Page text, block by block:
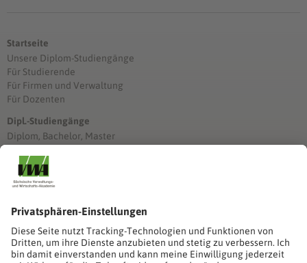
Startseite
Unsere Diplom-Studiengänge
Für Studierende
Für Firmen und Verwaltung
Für Dozenten
Dipl.-Studiengänge
Diplom, Bachelor, Master
Stimmen unserer Absolventinnen und Absolventen
Stimmen unserer Absolventinnen und Absolventen
Seminare
Seminardatenbank